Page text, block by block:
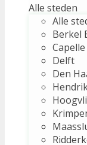
Alle steden
Alle
Berkel
Delft
Den